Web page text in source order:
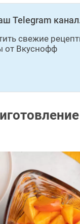
Telegram
свежие
от Вкуснофф